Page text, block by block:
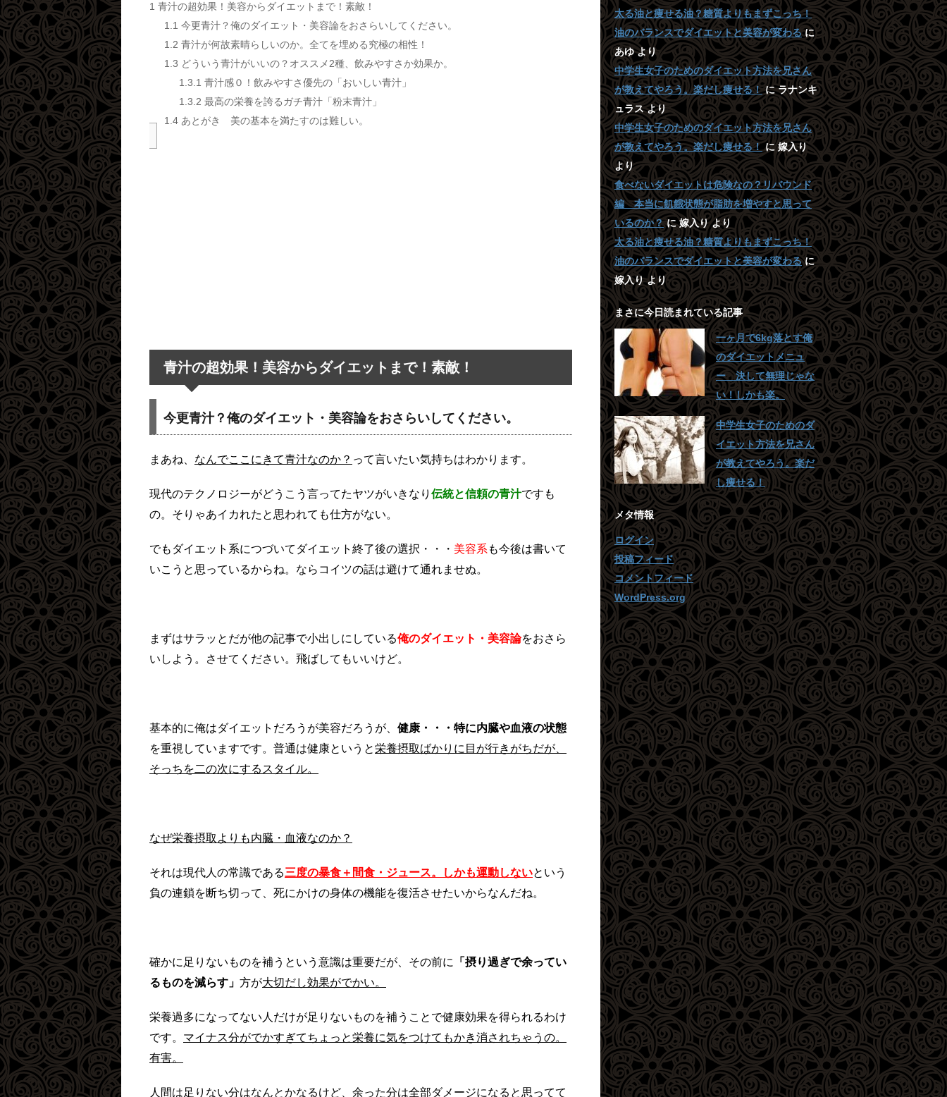
1 青汁の超効果！美容からダイエットまで！素敵！
1.1 今更青汁？俺のダイエット・美容論をおさらいしてください。
1.2 青汁が何故素晴らしいのか。全てを埋める究極の相性！
1.3 どういう青汁がいいの？オススメ2種、飲みやすさか効果か。
1.3.1 青汁感０！飲みやすさ優先の「おいしい青汁」
1.3.2 最高の栄養を誇るガチ青汁「粉末青汁」
1.4 あとがき 美の基本を満たすのは難しい。
青汁の超効果！美容からダイエットまで！素敵！
今更青汁？俺のダイエット・美容論をおさらいしてください。
まあね、 なんでここにきて青汁なのか？ って言いたい気持ちはわかります。
現代のテクノロジーがどうこう言ってたヤツがいきなり 伝統と信頼の青汁ですも
の。そりゃあイカれたと思われても仕方がない。
でもダイエット系につづいてダイエット終了後の選択・・・ 美容系 も今後は書いて
いこうと思っているからね。ならコイツの話は避けて通れませぬ。
まずはサラッとだが他の記事で小出しにしている俺のダイエット・美容論をおさら
いしよう。させてください。飛ばしてもいいけど。
基本的に俺はダイエットだろうが美容だろうが、 健康・・・特に内臓や血液の状態
を重視していますです。普通は健康というと栄養摂取ばかりに目が行きがちだが、
そっちを二の次にするスタイル。
なぜ栄養摂取よりも内臓・血液なのか？
それは現代人の常識である三度の暴食＋間食・ジュース。しかも運動しないという
負の連鎖を断ち切って、死にかけの身体の機能を復活させたいからなんだね。
確かに足りないものを補うという意識は重要だが、その前に
「摂り過ぎで余ってい
るものを減らす」 方が大切だし効果がでかい。
栄養過多になってない人だけが足りないものを補うことで健康効果を得られるわけ
です。 マイナス分がでかすぎてちょっと栄養に気をつけてもかき消されちゃうの。
有害。
人間は足りない分はなんとかなるけど、余った分は全部ダメージになると思ってて
太る油と痩せる油？糖質よりもまずこっち！
油のバランスでダイエットと美容が変わるに
あゆより
中学生女子のためのダイエット方法を兄さん
が教えてやろう。楽だし痩せる！にラナンキ
ュラスより
中学生女子のためのダイエット方法を兄さん
が教えてやろう。楽だし痩せる！に嫁入り
より
食べないダイエットは危険なの？リバウンド
編 本当に飢餓状態が脂肪を増やすと思って
いるのか？に嫁入りより
太る油と痩せる油？糖質よりもまずこっち！
油のバランスでダイエットと美容が変わるに
嫁入りより
まさに今日読まれている記事
一ヶ月で6kg落とす俺
のダイエットメニュ
ー 決して無理じゃな
い！しかも楽。
中学生女子のためのダ
イエット方法を兄さん
が教えてやろう。楽だ
し痩せる！
メタ情報
ログイン
投稿フィード
コメントフィード
WordPress.org